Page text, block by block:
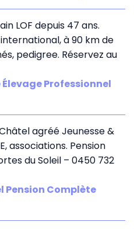
LOF depuis 47 ans.
à 90 km de
pedigree. Réservez au
Professionnel
agréé Jeunesse &
associations. Pension
du Soleil – 0450 732
Pension Complète